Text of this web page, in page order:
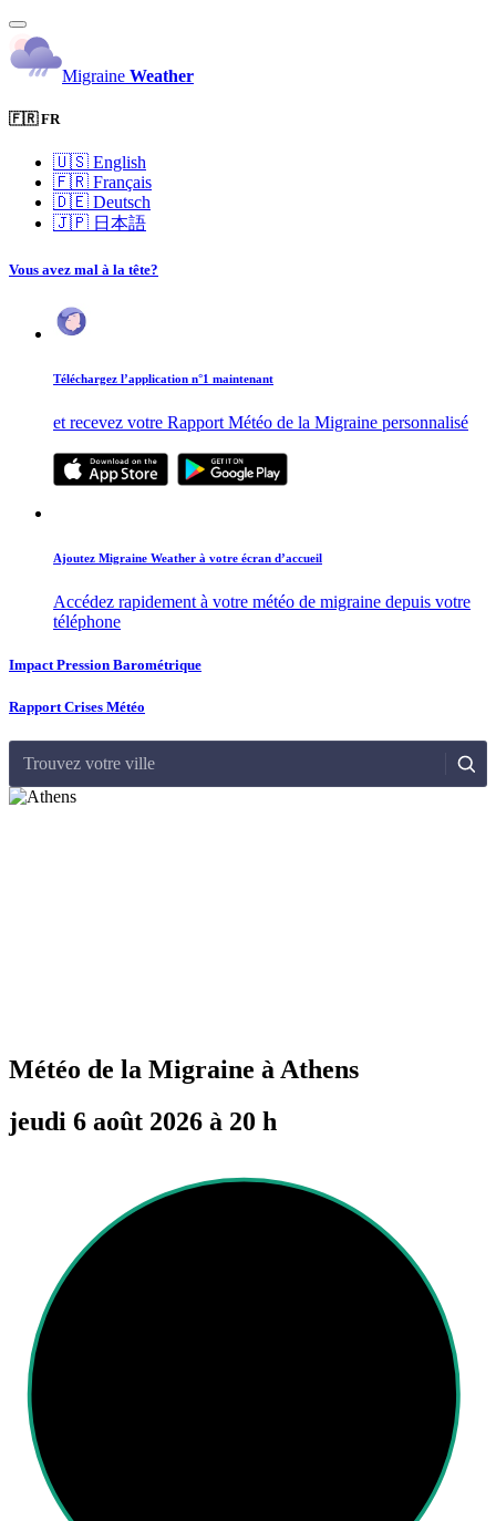
Migraine Weather
🇫🇷 FR
🇺🇸 English
🇫🇷 Français
🇩🇪 Deutsch
🇯🇵 日本語
Vous avez mal à la tête?
Téléchargez l’application n°1 maintenant
et recevez votre Rapport Météo de la Migraine personnalisé
Ajoutez Migraine Weather à votre écran d’accueil
Accédez rapidement à votre météo de migraine depuis votre
téléphone
Impact Pression Barométrique
Rapport Crises Météo
Trouvez votre ville
Météo de la Migraine à Athens
jeudi 6 août 2026 à 20 h